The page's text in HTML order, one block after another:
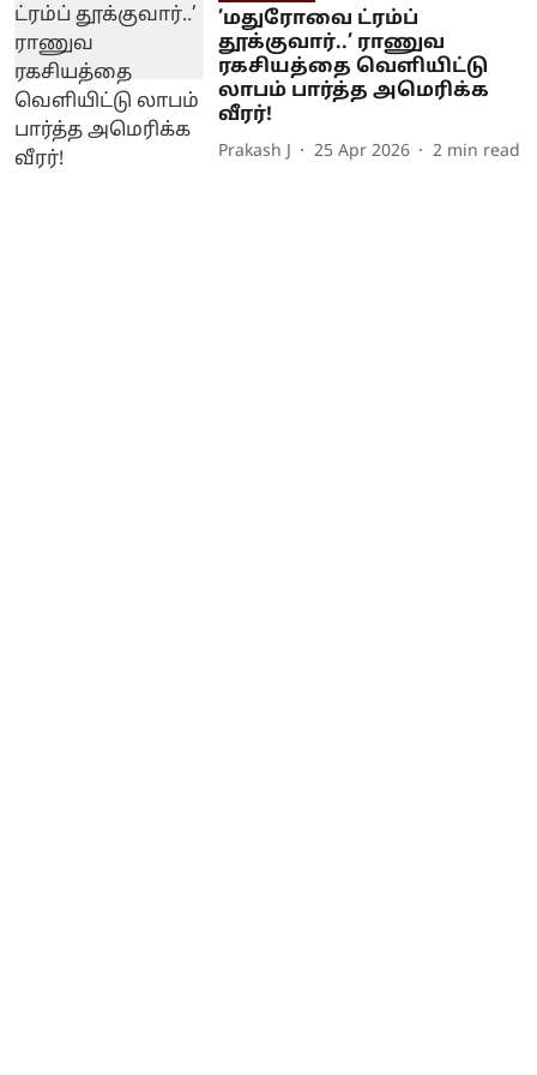
’மதுரோவை ட்ரம்ப்
தூக்குவார்..’ ராணுவ
ரகசியத்தை வெளியிட்டு
லாபம் பார்த்த அமெரிக்க
வீரர்!
Prakash J 25 Apr 2026 2 min read